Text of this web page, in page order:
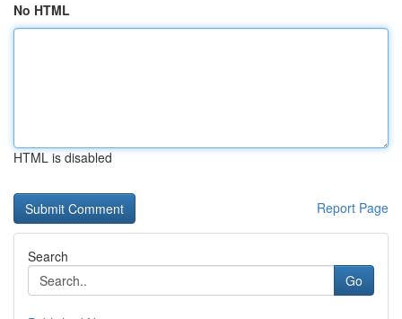
No HTML
HTML is disabled
Report Page
Search
Go